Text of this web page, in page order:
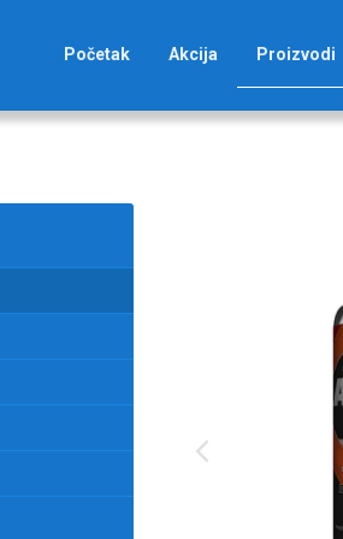
Početak Akcija Proizvodi